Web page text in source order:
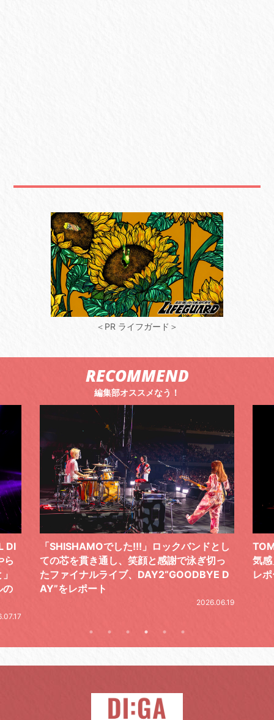
＜PR ライフガード＞
RECOMMEND
編集部オススメなう！
「SHISHAMOでした!!!」ロックバンドとし
ての芯を貫き通し、笑顔と感謝で泳ぎ切っ
たファイナルライブ、DAY2“GOODBYE D
AY”をレポート
2026.06.19
気感
レポ